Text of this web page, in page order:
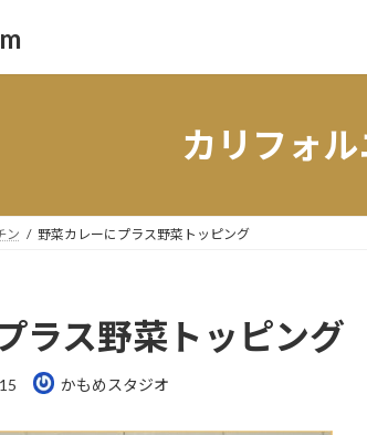
カリフォ
ン 野菜カレーにプラス野菜トッピング
ラス野菜トッピング
かもめスタジオ